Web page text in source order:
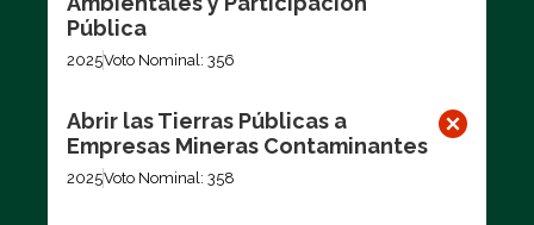
Pública
2025Voto Nominal: 356
Abrir las Tierras Públicas a
Empresas Mineras Contaminantes
2025Voto Nominal: 358